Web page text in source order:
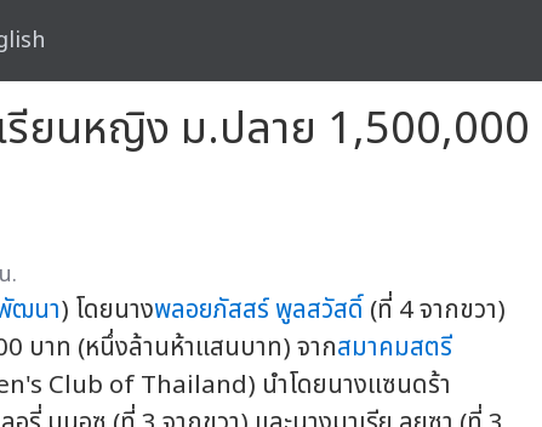
ยนหญิง ม.ปลาย
.
ฒนา) โดยนางพลอยภัสสร์ พูลสวัสดิ์ (ที่ 4 จากขวา)
บาท (หนึ่งล้านห้าแสนบาท) จากสมาคมสตรี
Club of Thailand) นำโดยนางแซนดร้า